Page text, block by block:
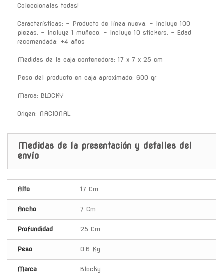
Coleccionalas todas!
Características: - Producto de línea nueva. - Incluye 100
piezas. - Incluye 1 muñeco. - Incluye 10 stickers. - Edad
recomendada: +4 años
Medidas de la caja contenedora: 17 x 7 x 25 cm
Peso del producto en caja aproximado: 600 gr
Marca: BLOCKY
Origen: NACIONAL
Medidas de la presentación y detalles del
envío
Alto 17 Cm
Ancho 7 Cm
Profundidad 25 Cm
Peso 0.6 Kg
Marca Blocky